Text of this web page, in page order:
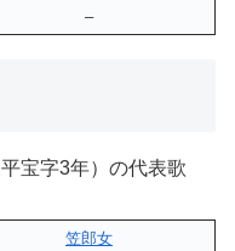
–
宝字3年）の代表歌
笠郎女